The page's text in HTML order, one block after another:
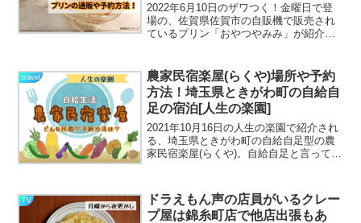
2022年6月10日のザワつく！金曜日で登
場の、佐賀県佐賀市の自販機で販売され
ているプリン「おやつやみみ」が紹介さ
１度の販売日はいつなのでしょう？予約
や通販お取り寄せや...
travel
農家民宿楽屋(らくや)場所や予約
方法！埼玉県ときがわ町の自給自
足の宿泊[人生の楽園]
2021年10月16日の人生の楽園で紹介され
る、埼玉県ときがわ町の自給自足型の農
家民宿楽屋(らくや)。自給自足と言っても
体でいられるように努力されていまし
た。民宿を営む...
TV
ドラえもん声の店員がいるクレー
プ屋は錦糸町店で他店出張もあ